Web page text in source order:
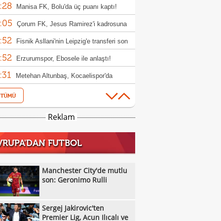
Manisa FK, Bolu'da üç puanı kaptı!
Çorum FK, Jesus Ramirez'i kadrosuna
Fisnik Asllani'nin Leipzig'e transferi son
iptal oldu!Erzurumspor, Ebosele ile anlaştı!
Metehan Altunbaş, Kocaelispor'da
Fenerbahçe'ye müjdeli haber: Romelu
Filenin Sultanları, Fransa'yı yine devirdi!
Kıvanç Taşyaran ve Buğra Ünal, Avrupa
Sergej Jakirovic'ten Premier Lig, Acun
ve Türkiye açıklaması!
Eren Derdiyok Galatasaray'a döndü!
Eyüpspor'dan Metehan Altunbaş kararı!
Reklam
FUTBOL
Manchester City'de mutlu
son: Geronimo Rulli
Sergej Jakirovic'ten
Premier Lig, Acun Ilıcalı ve